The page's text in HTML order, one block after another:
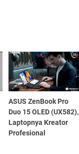
ASUS ZenBook Pro
Duo 15 OLED (UX582),
Laptopnya Kreator
Profesional